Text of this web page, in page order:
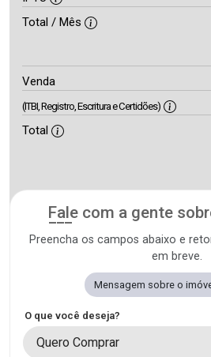
Total / Mês
Venda
(ITBI, Registro, Escritura e Certidões)
Total
Fale com a gente
Preencha os campos abaixo e
em breve.
Mensagem sobre o
O que você deseja?
Quero Comprar